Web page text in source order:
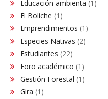
Educación ambienta (1)
El Boliche (1)
Emprendimientos (1)
Especies Nativas (2)
Estudiantes (22)
Foro académico (1)
Gestión Forestal (1)
Gira (1)